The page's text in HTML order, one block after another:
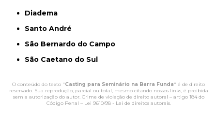
Diadema
Santo André
São Bernardo do Campo
São Caetano do Sul
O conteúdo do texto "Casting para Seminário na Barra Funda" é de direito
reservado. Sua reprodução, parcial ou total, mesmo citando nossos links, é proibida
sem a autorização do autor. Crime de violação de direito autoral – artigo 184 do
Código Penal – Lei 9610/98 - Lei de direitos autorais.